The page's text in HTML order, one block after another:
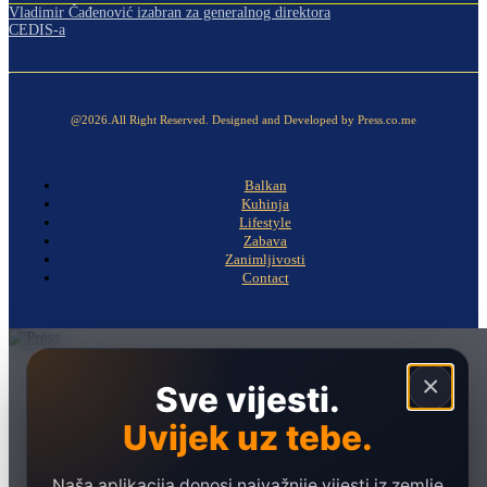
Vladimir Čađenović izabran za generalnog direktora
CEDIS-a
@2026.All Right Reserved. Designed and Developed by Press.co.me
Balkan
Kuhinja
Lifestyle
Zabava
Zanimljivosti
Contact
×
Sve vijesti.
Uvijek uz tebe.